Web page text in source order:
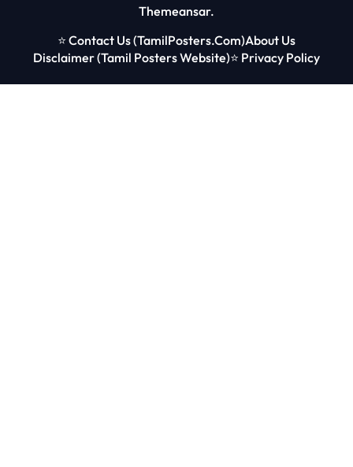
Themeansar.
⭐ Contact Us (TamilPosters.Com)About Us
Disclaimer (Tamil Posters Website)⭐ Privacy Policy